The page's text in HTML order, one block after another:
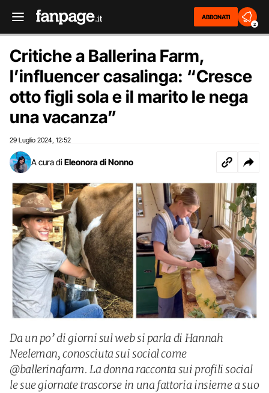
ABBONATI
2
Critiche a Ballerina Farm,
l’influencer casalinga: “Cresce
otto figli sola e il marito le nega
una vacanza”
29 Luglio 2024 12:52
A cura di Eleonora di Nonno
Da un po’ di giorni sul web si parla di Hannah
Neeleman, conosciuta sui social come
@ballerinafarm. La donna racconta sui profili social
le sue giornate trascorse in una fattoria insieme a suo